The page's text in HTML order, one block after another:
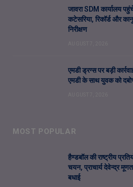
जावरा SDM कार्यालय
कटेसरिया, रिकॉर्ड और
निरीक्षण
एमडी ड्रग्स पर बड़ी
एमडी के साथ युवक को
MOST POPULAR
हैण्डबॉल की राष्ट्रीय
चयन, प्राचार्य देवेन्द्र मूणत
बधाई